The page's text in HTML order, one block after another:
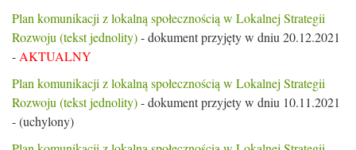
Plan komunikacji z lokalną społecznością w Lokalnej Strategii
Rozwoju (tekst jednolity)- dokument przyjęty w dniu 20.12.2021
- AKTUALNY
Plan komunikacji z lokalną społecznością w Lokalnej Strategii
Rozwoju (tekst jednolity)- dokument przyjety w dniu 10.11.2021
- (uchylony)